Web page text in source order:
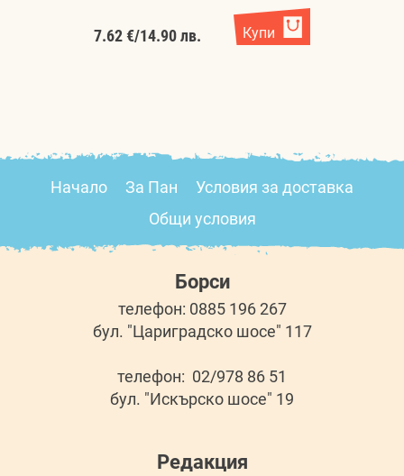
7.62 €/14.90 лв. Купи
Начало За Пан
Условия за доставка
Общи условия
Борси
телефон: 0885 196 267
бул. "Цариградско шосе" 117
телефон: 02/978 86 51
бул. "Искърско шосе" 19
Редакция